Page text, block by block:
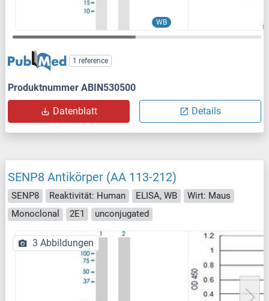
WB
1 reference
Produktnummer ABIN530500
Datenblatt Details
SENP8 Antikörper (AA 113-212)
SENP8 Reaktivität: Human ELISA, WB
Wirt: Maus
Monoclonal
2E1 unconjugated
3 Abbildungen